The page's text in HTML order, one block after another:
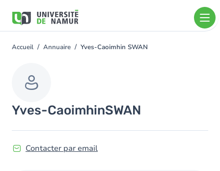
contenu
You
Accueil Annuaire Yves-Caoimhin SWAN
Yves-CaoimhinSWAN
Contacter par email